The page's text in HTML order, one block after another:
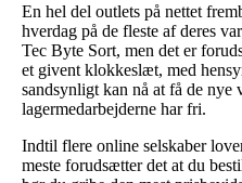
En hel del outlets på nettet
hverdag på de fleste af deres
Tec Byte Sort, men det er
et givent klokkeslæt, med
sandsynligt kan nå at få de nye
lagermedarbejderne har fri.
Indtil flere online selskaber
meste forudsætter det at du